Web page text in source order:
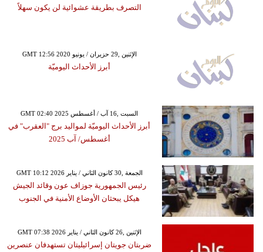
التصرف بطريقة عشوائية لن يكون سهلاً
GMT 12:56 2020 الإثنين ,29 حزيران / يونيو
أبرز الأحداث اليوميّة
GMT 02:40 2025 السبت ,16 آب / أغسطس
أبرز الأحداث اليوميّة لمواليد برج "العقرب" في
أغسطس/ آب 2025
GMT 10:12 2026 الجمعة ,30 كانون الثاني / يناير
رئيس الجمهورية جوزاف عون وقائد الجيش
هيكل يبحثان الأوضاع الأمنية في الجنوب
GMT 07:38 2026 الإثنين ,26 كانون الثاني / يناير
ضربتان جويتان إسرائيليتان تستهدفان عنصرين